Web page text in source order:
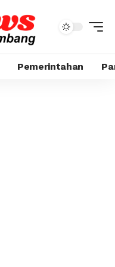
Pemerintahan